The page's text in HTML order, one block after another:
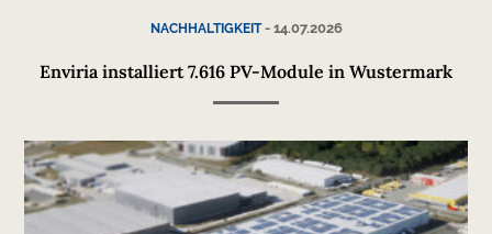
NACHHALTIGKEIT- 14.07.2026
Enviria installiert 7.616 PV-Module in Wustermark